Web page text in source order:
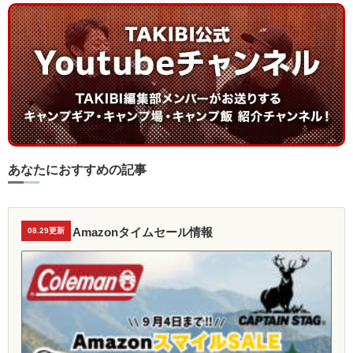
あなたにおすすめの記事
08.29更新 Amazonタイムセール情報